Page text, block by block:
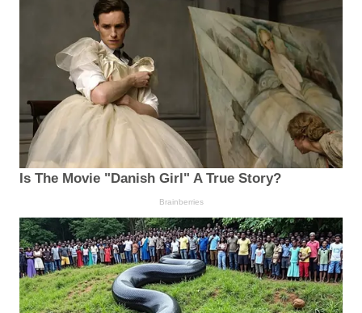
Is The Movie "Danish Girl" A True Story?
Brainberries